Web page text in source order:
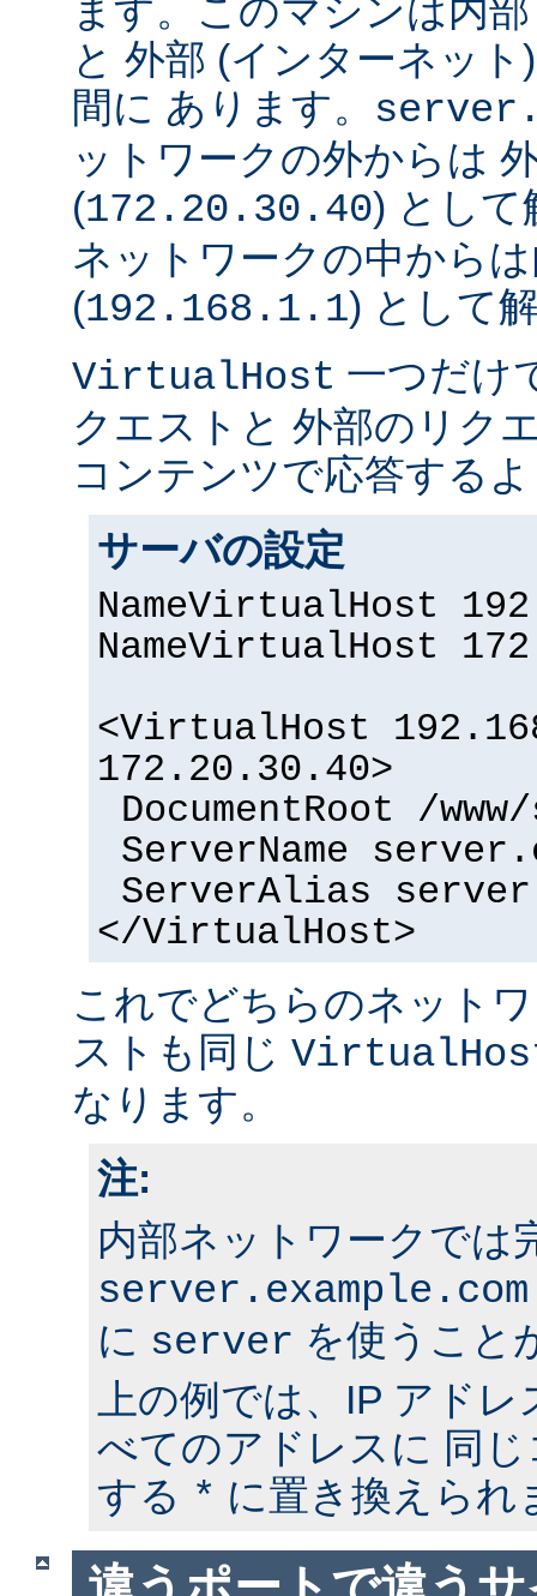
ます。このマシンは内
と 外部 (インターネッ
間に あります。
ットワークの外からは
(172.20.30.40) として
ネットワークの中から
(192.168.1.1) として
VirtualHost 一つだけ
クエストと 外部のリク
コンテンツで応答する
サーバの設定
NameVirtualHost
NameVirtualHost
<VirtualHost
172.20.30.40>
DocumentRoot /
ServerName
ServerAlias server
</VirtualHost>
これでどちらのネット
ストも同じ
なります。
注:
内部ネットワークでは
server.example.com
に server を使うこと
上の例では、IP アド
べてのアドレスに 同
する * に置き換えられ